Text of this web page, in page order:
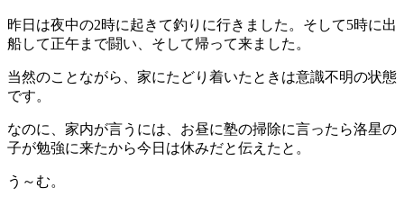
昨日は夜中の2時に起きて釣りに行きました。そして5時に出
船して正午まで闘い、そして帰って来ました。
当然のことながら、家にたどり着いたときは意識不明の状態
です。
なのに、家内が言うには、お昼に塾の掃除に言ったら洛星の
子が勉強に来たから今日は休みだと伝えたと。
う～む。